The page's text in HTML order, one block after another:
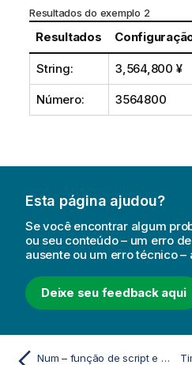
Resultados do exemplo 2
Resultados
String: 3,564,800 ¥
Número: 3564800
Esta página ajudou?
Se você encontrar algum
ou seu conteúdo – um erro
ausente ou um erro técnico –
Deixe seu feedback aqui
Num – função de script e gráfico